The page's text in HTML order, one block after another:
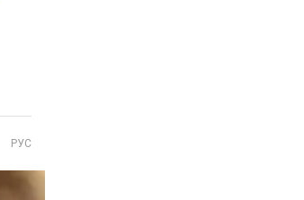
РУС